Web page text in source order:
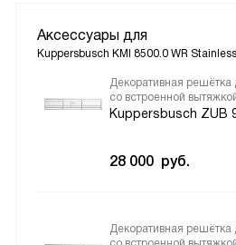
Аксессуары для
Kuppersbusch KMI 8500.0 WR
Декоративная
со встроенной
Kuppersbusch ZUB
28 000 руб.
Декоративная